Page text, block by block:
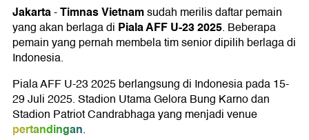
Kiper
Bek
Gelandang
Penyerang
Jakarta-Timnas Vietnamsudah merilis daftar pemain
yang akan berlaga di Piala AFF U-23 2025. Beberapa
pemain yang pernah membela tim senior dipilih berlaga di
Indonesia.
Piala AFF U-23 2025 berlangsung di Indonesia pada 15-
29 Juli 2025. Stadion Utama Gelora Bung Karno dan
Stadion Patriot Candrabhaga yang menjadi venue
pertandingan.